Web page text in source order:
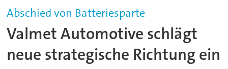
Abschied von Batteriesparte
Valmet Automotive schlägt
neue strategische Richtung ein